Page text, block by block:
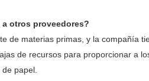
otros proveedores?
de materias primas, y la compañía
de recursos para proporcionar a
papel.